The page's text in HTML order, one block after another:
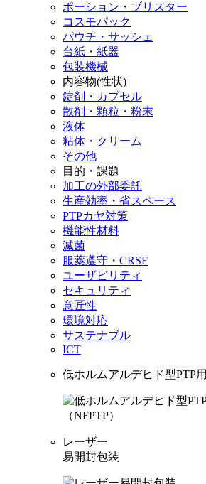
ポーション・ブリスター
コスモパック
パウチ・サッシェ
台紙・紙器
包装機械
内容物(性状)
錠剤・カプセル
散剤・顆粒・粉末
液体
粘体・クリーム
その他
目的・課題
加工の外部委託
生産効率・省スペース
PTPカヤ対策
機能性材料
滅菌
服薬遵守・CRSF
ユーザビリティ
セキュリティ
意匠性
環境対応
サステナブル
ICT
低ホルムアルデヒド型PTP
レーザー
易開封包装